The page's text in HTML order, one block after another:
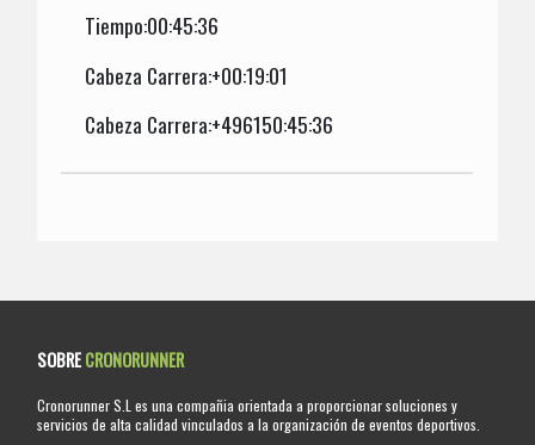
Tiempo:00:45:36
Cabeza Carrera:+00:19:01
Cabeza Carrera:+496150:45:36
SOBRECRONORUNNER
Cronorunner S.L es una compañia orientada a proporcionar soluciones y
servicios de alta calidad vinculados a la organización de eventos deportivos.